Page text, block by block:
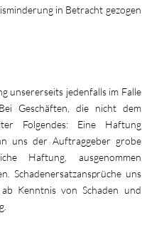
in Betracht gezogen
unsererseits jedenfalls im Falle
Geschäften, die nicht dem
Folgendes: Eine Haftung
uns der Auftraggeber grobe
Haftung, ausgenommen
Schadenersatzansprüche uns
Kenntnis von Schaden und